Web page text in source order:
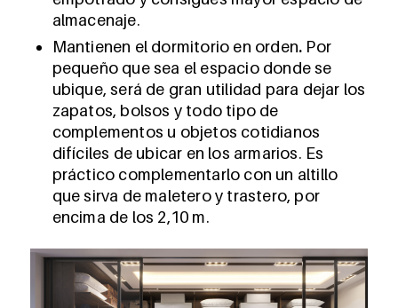
almacenaje.
Mantienen el dormitorio en orden. Por
pequeño que sea el espacio donde se
ubique, será de gran utilidad para dejar los
zapatos, bolsos y todo tipo de
complementos u objetos cotidianos
difíciles de ubicar en los armarios. Es
práctico complementarlo con un altillo
que sirva de maletero y trastero, por
encima de los 2,10 m.